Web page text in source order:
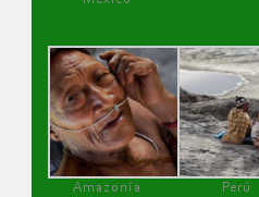
Amazonía
Perú